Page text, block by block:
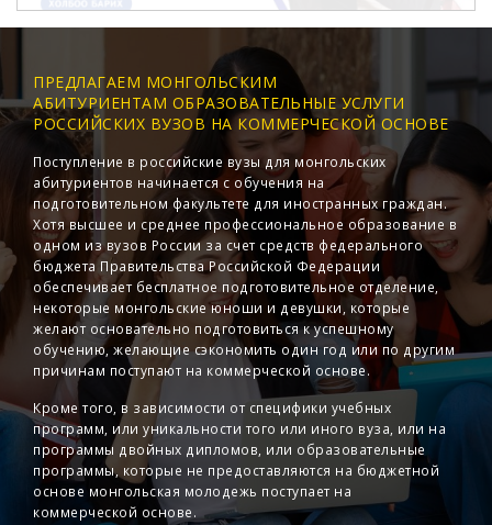
ПРЕДЛАГАЕМ МОНГОЛЬСКИМ
АБИТУРИЕНТАМ ОБРАЗОВАТЕЛЬНЫЕ УСЛУГИ
РОССИЙСКИХ ВУЗОВ НА КОММЕРЧЕСКОЙ ОСНОВЕ
Поступление в российские вузы для монгольских
абитуриентов начинается с обучения на
подготовительном факультете для иностранных граждан.
Хотя высшее и среднее профессиональное образование в
одном из вузов России за счет средств федерального
бюджета Правительства Российской Федерации
обеспечивает бесплатное подготовительное отделение,
некоторые монгольские юноши и девушки, которые
желают основательно подготовиться к успешному
обучению, желающие сэкономить один год или по другим
причинам поступают на коммерческой основе.
Кроме того, в зависимости от специфики учебных
программ, или уникальности того или иного вуза, или на
программы двойных дипломов, или образовательные
программы, которые не предоставляются на бюджетной
основе монгольская молодежь поступает на
коммерческой основе.